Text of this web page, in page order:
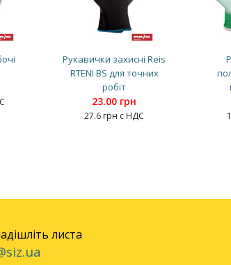
Рукавички захисні Reis
RTENI BS для точних
робіт
23.00 грн
27.6 грн с НДС
листа